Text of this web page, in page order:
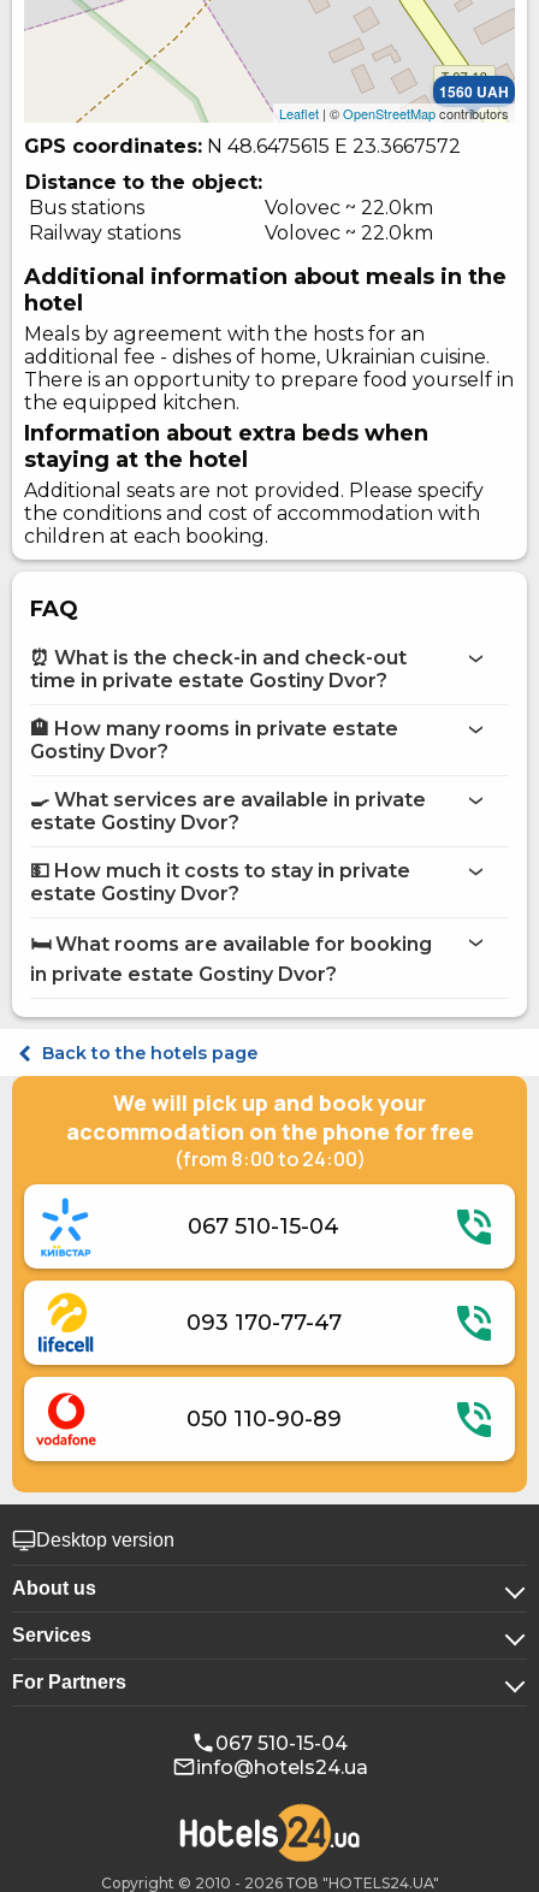
1560 UAH
Leaflet | ©OpenStreetMapcontributors
GPS coordinates: N 48.6475615 E 23.3667572
Distance to the object:
Bus stations
Volovec ~ 22.0km
Railway stations
Volovec ~ 22.0km
Additional information about meals in the
hotel
Meals by agreement with the hosts for an
additional fee - dishes of home, Ukrainian cuisine.
There is an opportunity to prepare food yourself in
the equipped kitchen.
Information about extra beds when
staying at the hotel
Additional seats are not provided. Please specify
the conditions and cost of accommodation with
children at each booking.
FAQ
⏰ What is the check-in and check-out
time in private estate Gostiny Dvor?
More information about Private estate Gostiny Dvor
🏨 How many rooms in private estate
Gostiny Dvor?
on the website
🍳 What services are available in private
estate Gostiny Dvor?
Internet
Washing house
Brazier
Barbecue Accessories
Children playground
Fridge
Microwave
Gas / electric stove
Electric kettle
Electric generator
💵 How much it costs to stay in private
estate Gostiny Dvor?
🛏️ What rooms are available for booking
in private estate Gostiny Dvor?
Economy Quadruple (No. 2)
Economy Triple №1
Suite Triple (3+1)
Back to the hotels page
We will pick up and book your
accommodation on the phone for free
(from 8:00 to 24:00)
067 510-15-04
093 170-77-47
050 110-90-89
Desktop version
About us
About company
Confidentiality
Services
For corporate clients
Booking for groups
Conference halls
For Partners
Affiliate program
067 510-15-04
info@hotels24.ua
Copyright © 2010 - 2026 ТОВ "HOTELS24.UA"